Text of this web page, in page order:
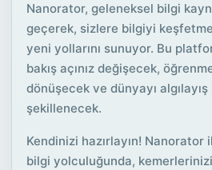
Nanorator, geleneksel bilgi
geçerek, sizlere bilgiyi
yeni yollarını sunuyor. Bu
bakış açınız değişecek,
dönüşecek ve dünyayı
şekillenecek.
Kendinizi hazırlayın! Nanorator
bilgi yolculuğunda, kemerlerinizi